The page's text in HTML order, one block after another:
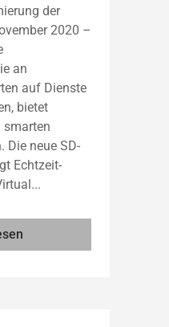
der
2020 –
an
auf Dienste
bietet
smarten
Die neue SD-
Echtzeit-